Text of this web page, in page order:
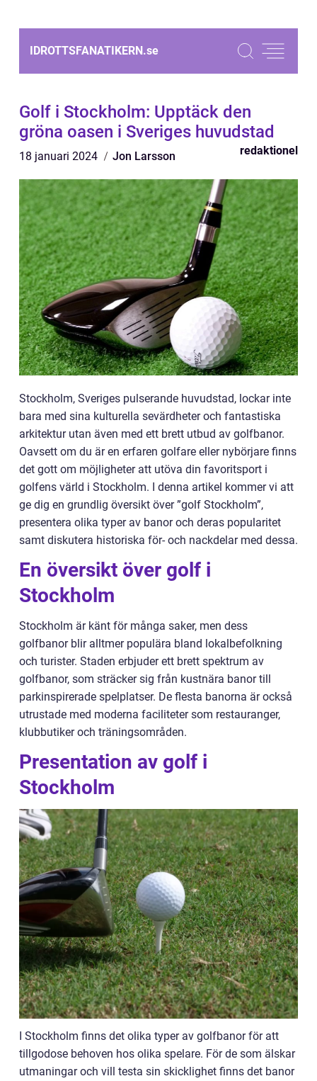
IDROTTSFANATIKERN.se
Golf i Stockholm: Upptäck den
gröna oasen i Sveriges huvudstad
18 januari 2024 Jon Larsson redaktionel
Stockholm, Sveriges pulserande huvudstad, lockar inte
bara med sina kulturella sevärdheter och fantastiska
arkitektur utan även med ett brett utbud av golfbanor.
Oavsett om du är en erfaren golfare eller nybörjare finns
det gott om möjligheter att utöva din favoritsport i
golfens värld i Stockholm. I denna artikel kommer vi att
ge dig en grundlig översikt över ”golf Stockholm”,
presentera olika typer av banor och deras popularitet
samt diskutera historiska för- och nackdelar med dessa.
En översikt över golf i
Stockholm
Stockholm är känt för många saker, men dess
golfbanor blir alltmer populära bland lokalbefolkning
och turister. Staden erbjuder ett brett spektrum av
golfbanor, som sträcker sig från kustnära banor till
parkinspirerade spelplatser. De flesta banorna är också
utrustade med moderna faciliteter som restauranger,
klubbutiker och träningsområden.
Presentation av golf i
Stockholm
I Stockholm finns det olika typer av golfbanor för att
tillgodose behoven hos olika spelare. För de som älskar
utmaningar och vill testa sin skicklighet finns det banor